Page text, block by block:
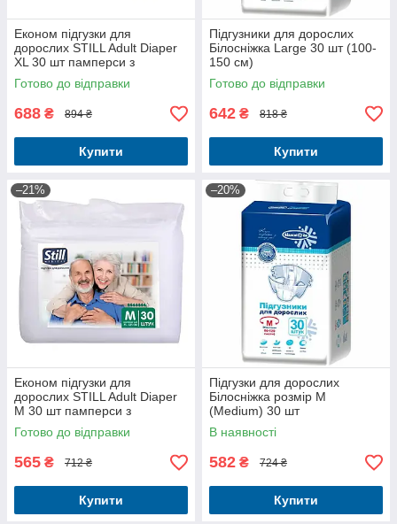
Економ підгузки для
дорослих STILL Adult Diaper
XL 30 шт памперси з
індикатором наповнення
Готово до відправки
688 ₴ 894 ₴
Купити
Підгузники для дорослих
Білосніжка Large 30 шт (100-
150 см)
Готово до відправки
642 ₴ 818 ₴
Купити
–21%
Економ підгузки для
дорослих STILL Adult Diaper
M 30 шт памперси з
індикатором наповнення
Готово до відправки
565 ₴ 712 ₴
Купити
–20%
Підгузки для дорослих
Білосніжка розмір М
(Medium) 30 шт
В наявності
582 ₴ 724 ₴
Купити